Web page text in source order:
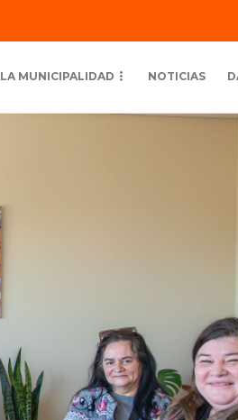
LA MUNICIPALIDAD NOTICIAS